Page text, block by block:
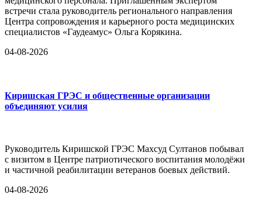
встречи стала руководитель регионального направления
Центра сопровождения и карьерного роста медицинских
специалистов «Гаудеамус» Ольга Корякина.
04-08-2026
Киришская ГРЭС и общественные организации
объединяют усилия
Руководитель Киришской ГРЭС Махсуд Султанов побывал
с визитом в Центре патриотического воспитания молодёжи
и частичной реабилитации ветеранов боевых действий.
04-08-2026